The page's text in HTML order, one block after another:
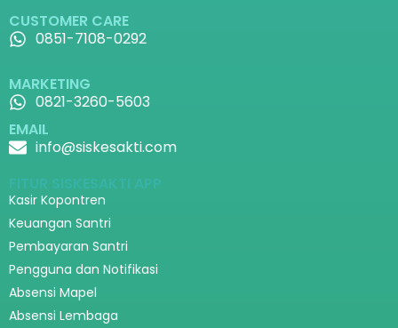
CUSTOMER CARE
0851-7108-0292
MARKETING
0821-3260-5603
EMAIL
info@siskesakti.com
FITUR SISKESAKTI APP
Kasir Kopontren
Keuangan Santri
Pembayaran Santri
Pengguna dan Notifikasi
Absensi Mapel
Absensi Lembaga